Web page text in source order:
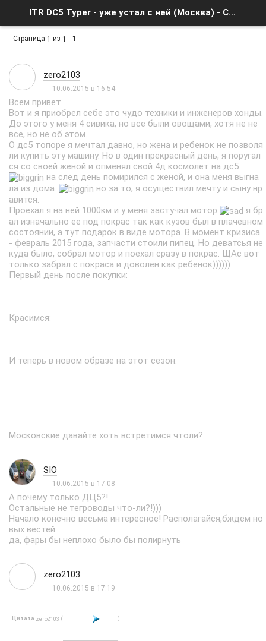
ITR DC5 Typer - уже устал с ней (Москва) - Список форумов
Страница 1 из 1 1
zero2103
10.06.2015 в 16:54
Всем привет.
Вот и я приобрел себе это чудо техники и инженеров хонды.
До этого у меня 4 сивика, но все были овощами, хотя не не
все, но не об этом.
О дс5 топоре я мечтал давно, но жена и ребенок не позволя
ли купить эту машину. Но в один прекрасный день, я поругал
ся со своей женой и опменял свой 4д космолет на дс5
на след день помирился с женой, и она меня выгна
ла из дома.
но за то, я осуществил мечту и сыну нр
авится.
Проехал я на ней 1000км и у меня застучал мотор
я бр
ал изначально ее под покрас так как кузов был в плачевном
состоянии, а тут подарок в виде мотора. В момент кризиса
- февраль 2015 года, запчасти стоили пипец. Но деватсья не
куда было, собрал мотор и поехал сразу в покрас. ЩАс вот
только забрал с покраса и доволен как ребенок))))))
Первый день после покупки:
Красимся:
И теперь в новом образе на этот сезон:
Московские давайте хоть встретимся чтоли?
SIO
10.06.2015 в 17:08
А почему только ДЦ5?!
Остальные не тегроводы что-ли?!)))
Начало конечно весьма интересное! Располагайся,бждем но
вых вестей
да, фары бы неплохо было бы полирнуть
zero2103
10.06.2015 в 17:19
Цитата zero2103 ( )